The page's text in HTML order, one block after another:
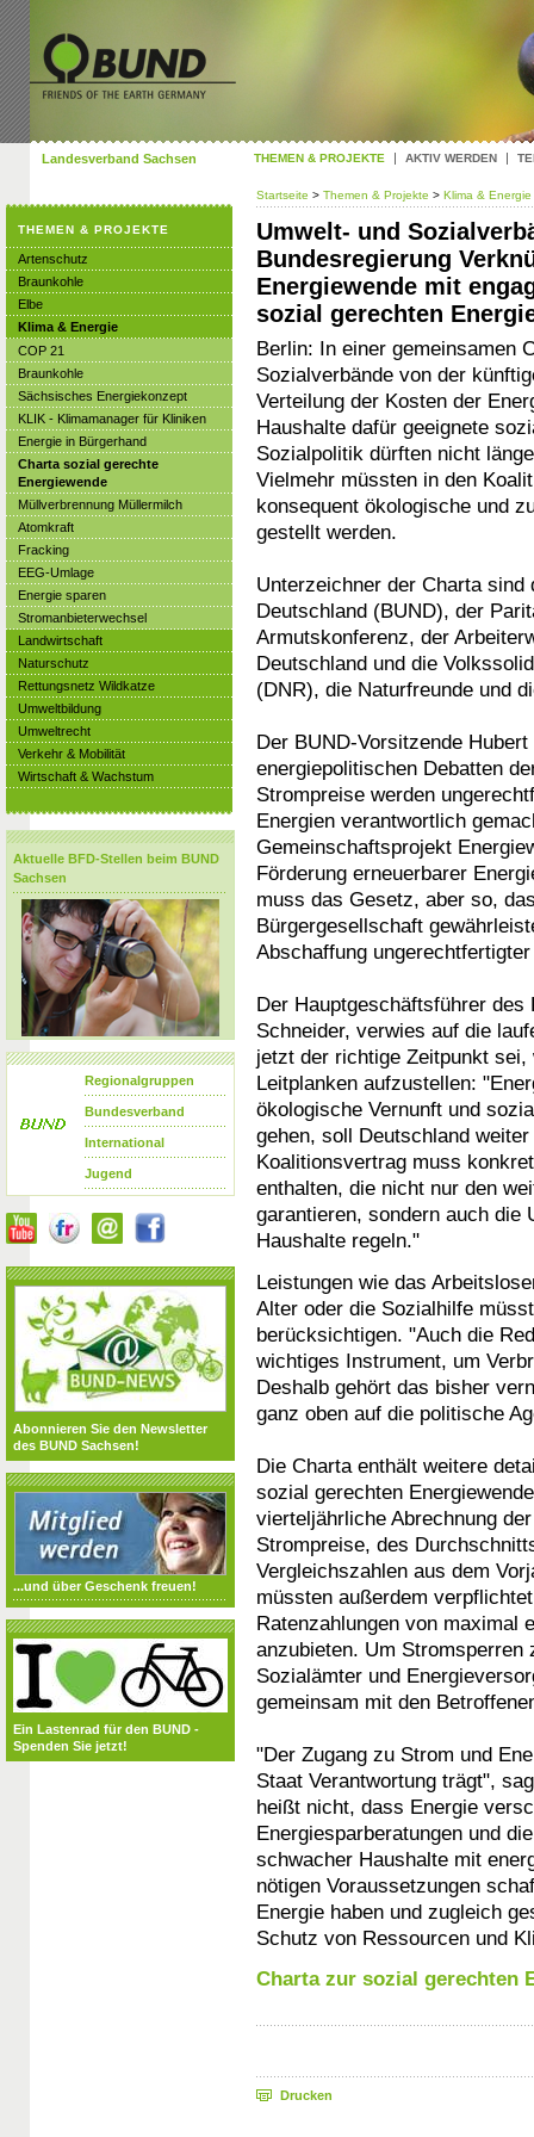
Landesverband Sachsen
Startseite > Themen & Projekte > Klima & Energie
Umwelt- und
Bundesregierung
Energiewende mit
sozial gerechten
Berlin: In einer gemeinsamen
Sozialverbände von der
Verteilung der Kosten der
Haushalte dafür geeignete
Sozialpolitik dürften nicht
Vielmehr müssten in den
konsequent ökologische und
gestellt werden.
Unterzeichner der Charta
Deutschland (BUND), der
Armutskonferenz, der
Deutschland und die
(DNR), die Naturfreunde und
Der BUND-Vorsitzende
energiepolitischen Debatten
Strompreise werden
Energien verantwortlich
Gemeinschaftsprojekt
Förderung erneuerbarer
muss das Gesetz, aber so,
Bürgergesellschaft
Abschaffung
Der Hauptgeschäftsführer
Schneider, verwies auf die
jetzt der richtige Zeitpunkt
Leitplanken aufzustellen:
ökologische Vernunft und
gehen, soll Deutschland
Koalitionsvertrag muss
enthalten, die nicht nur den
garantieren, sondern auch die
Haushalte regeln."
Leistungen wie das
Alter oder die Sozialhilfe
berücksichtigen. "Auch die
wichtiges Instrument, um
Deshalb gehört das bisher
ganz oben auf die politische
Die Charta enthält weitere
sozial gerechten
vierteljährliche Abrechnung
Strompreise, des
Vergleichszahlen aus dem
müssten außerdem
Ratenzahlungen von maximal
anzubieten. Um
Sozialämter und
gemeinsam mit den
"Der Zugang zu Strom und
Staat Verantwortung trägt",
heißt nicht, dass Energie
Energiesparberatungen und
schwacher Haushalte mit
nötigen Voraussetzungen
Energie haben und zugleich
Schutz von Ressourcen und
Charta zur sozial gerechten
Drucken
THEMEN & PROJEKTE
Artenschutz
Braunkohle
Elbe
Klima & Energie
COP 21
Braunkohle
Sächsisches Energiekonzept
KLIK - Klimamanager für Kliniken
Energie in Bürgerhand
Charta sozial gerechte
Energiewende
Müllverbrennung Müllermilch
Atomkraft
Fracking
EEG-Umlage
Energie sparen
Stromanbieterwechsel
Landwirtschaft
Naturschutz
Rettungsnetz Wildkatze
Umweltbildung
Umweltrecht
Verkehr & Mobilität
Wirtschaft & Wachstum
Aktuelle BFD-Stellen beim BUND
Sachsen
Regionalgruppen
Bundesverband
International
Jugend
Abonnieren Sie den Newsletter
des BUND Sachsen!
...und über Geschenk freuen!
Ein Lastenrad für den BUND -
Spenden Sie jetzt!
THEMEN & PROJEKTE AKTIV WERDEN